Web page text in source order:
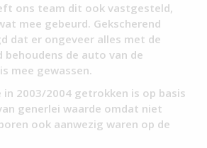
ons team dit ook vastgesteld,
mee gebeurd. Gekscherend
dat er ongeveer alles met de
behoudens de auto van de
mee gewassen.
in 2003/2004 getrokken is op basis
generlei waarde omdat niet
ook aanwezig waren op de